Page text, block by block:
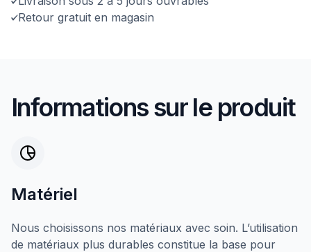
Retour gratuit en magasin
Informations sur le produit
Matériel
Nous choisissons nos matériaux avec soin. L’utilisation
de matériaux plus durables constitue la base pour